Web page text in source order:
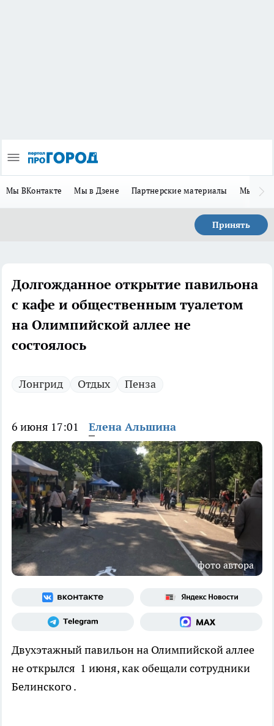
Мы ВКонтакте Мы в Дзене Партнерские материалы Мы в
Принять
Долгожданное открытие павильона
с кафе и общественным туалетом
на Олимпийской аллее не
состоялось
Лонгрид Отдых Пенза
6 июня 17:01 Елена Альшина
фото автора
Двухэтажный павильон на Олимпийской аллее
не открылся 1 июня, как обещали сотрудники
Белинского .